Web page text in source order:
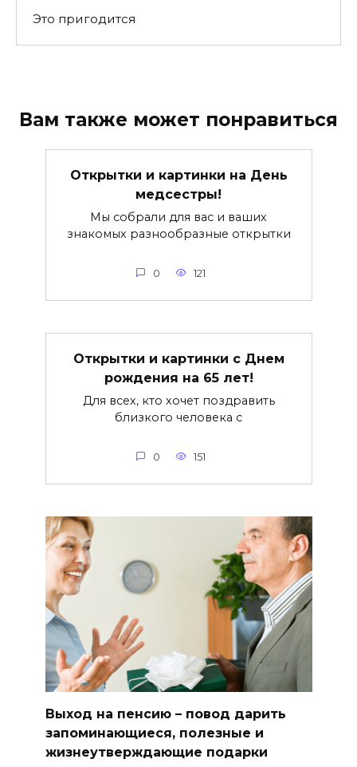
Это пригодится
Вам также может понравиться
Открытки и картинки на День
медсестры!
Мы собрали для вас и ваших
знакомых разнообразные открытки
0 121
Открытки и картинки с Днем
рождения на 65 лет!
Для всех, кто хочет поздравить
близкого человека с
0 151
Выход на пенсию – повод дарить
запоминающиеся, полезные и
жизнеутверждающие подарки